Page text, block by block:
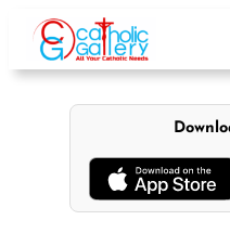
content